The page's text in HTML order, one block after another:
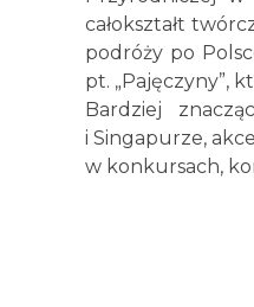
całokształt
podróży po
pt. „Pajęczyny”,
Bardziej
i Singapurze,
w konkursach,